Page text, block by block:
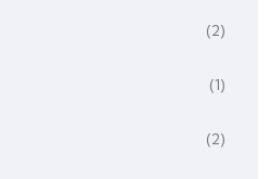
(2)
(1)
(2)